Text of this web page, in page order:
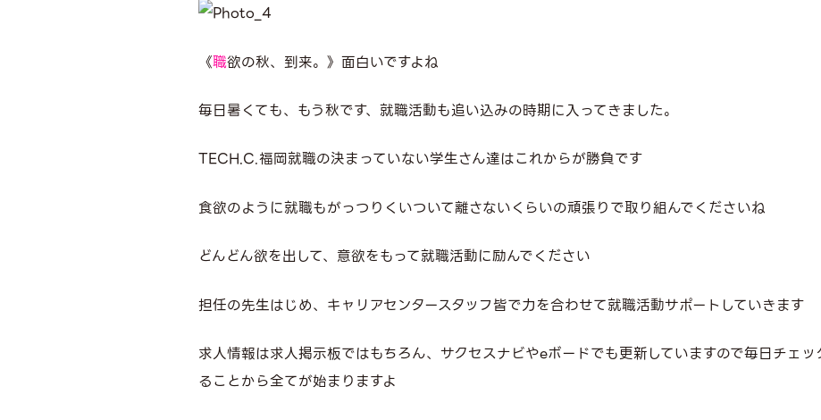
《職欲の秋、到来。》面白いですよね
毎日暑くても、もう秋です、就職活動も追い込みの時期に入ってきました。
TECH.C.福岡就職の決まっていない学生さん達はこれからが勝負です
食欲のように就職もがっつりくいついて離さないくらいの頑張りで取り組んでくださいね
どんどん欲を出して、意欲をもって就職活動に励んでください
担任の先生はじめ、キャリアセンタースタッフ皆で力を合わせて就職活動サポートしていきます
求人情報は求人掲示板ではもちろん、サクセスナビやeボードでも更新していますので毎日チェ
ることから全てが始まりますよ